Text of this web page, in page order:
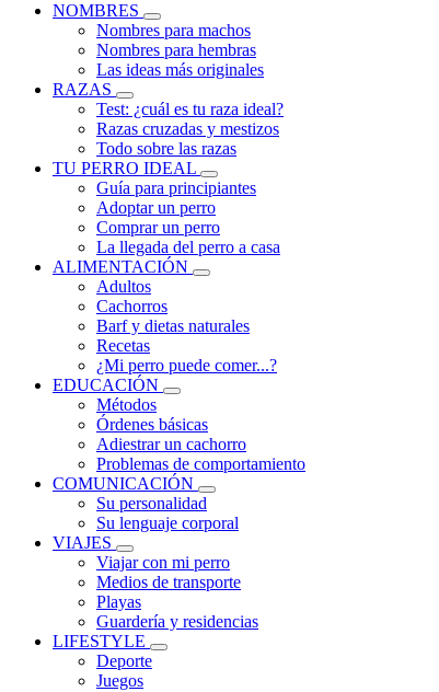
NOMBRES
Nombres para machos
Nombres para hembras
Las ideas más originales
RAZAS
Test: ¿cuál es tu raza ideal?
Razas cruzadas y mestizos
Todo sobre las razas
TU PERRO IDEAL
Guía para principiantes
Adoptar un perro
Comprar un perro
La llegada del perro a casa
ALIMENTACIÓN
Adultos
Cachorros
Barf y dietas naturales
Recetas
¿Mi perro puede comer...?
EDUCACIÓN
Métodos
Órdenes básicas
Adiestrar un cachorro
Problemas de comportamiento
COMUNICACIÓN
Su personalidad
Su lenguaje corporal
VIAJES
Viajar con mi perro
Medios de transporte
Playas
Guardería y residencias
LIFESTYLE
Deporte
Juegos